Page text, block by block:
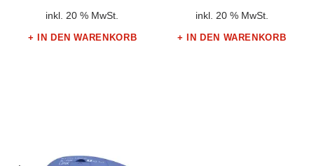
inkl. 20 % MwSt.
IN DEN WARENKORB
inkl. 20 % MwSt.
IN DEN WARENKORB